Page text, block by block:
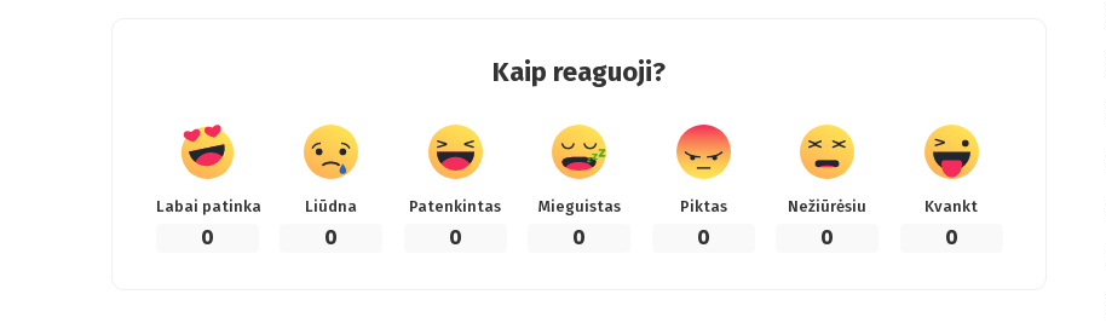
Kaip reaguoji?
Labai patinka
0
Liūdna
0
Patenkintas
0
Mieguistas
0
Piktas
0
Nežiūrėsiu
0
Kvankt
0